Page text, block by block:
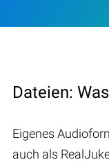
Dateien:
Eigenes
auch als